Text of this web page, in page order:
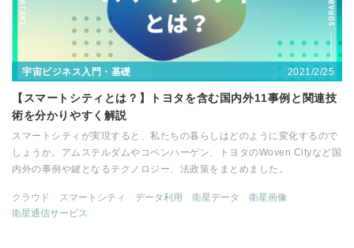
宇宙ビジネス入門・基礎 2021/2/25
【スマートシティとは？】トヨタを含む国内外11事例と関連技
術を分かりやすく解説
スマートシティが実現すると、私たちの暮らしはどのように変化するので
しょうか。アムステルダムやコペンハーゲン、トヨタのWoven Cityなど国
内外の事例や鍵となるテクノロジー、法政策をまとめました。
クラウド スマートシティ データ利用 衛星データ
衛星画像
衛星通信サービス